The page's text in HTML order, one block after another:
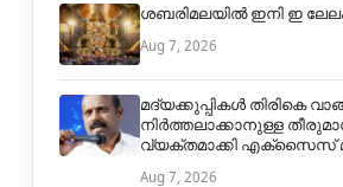
ശബരിമലയിൽ ഇനി ഇ
Aug 7, 2026
മദ്യക്കുപ്പികള്‍ തിരികെ
നിര്‍ത്തലാക്കാനുള്ള
വ്യക്തമാക്കി എക്‌സൈസ്
Aug 7, 2026